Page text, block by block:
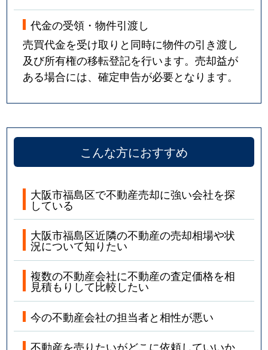
代金の受領・物件引渡し
売買代金を受け取りと同時に物件の引き渡し
及び所有権の移転登記を行います。売却益が
ある場合には、確定申告が必要となります。
こんな方におすすめ
大阪市福島区で不動産売却に強い会社を探
している
大阪市福島区近隣の不動産の売却相場や状
況について知りたい
複数の不動産会社に不動産の査定価格を相
見積もりして比較したい
今の不動産会社の担当者と相性が悪い
不動産を売りたいがどこに依頼していいか